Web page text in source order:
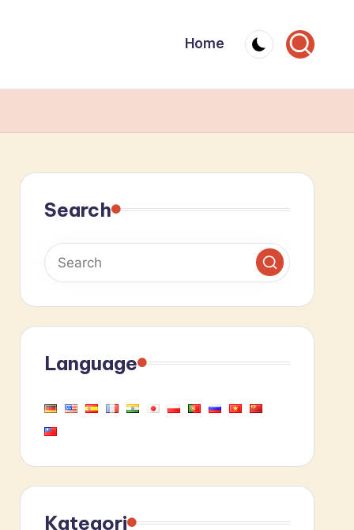
Home
Search
Language
Kategori